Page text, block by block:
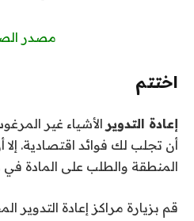
مصدر
اختتم
إعادة التدوير الأشياء غير
أن تجلب لك فوائد اقتصادية.
المنطقة والطلب على المادة في
قم بزيارة مراكز إعادة التدوير